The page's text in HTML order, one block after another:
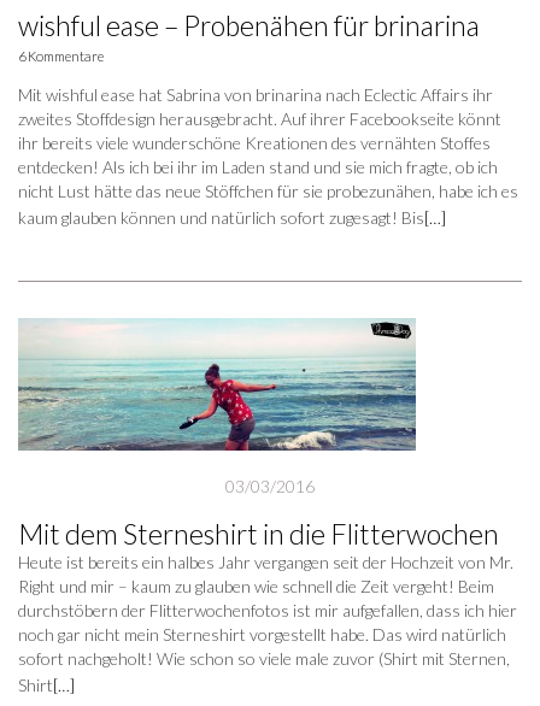
wishful ease – Probenähen für brinarina
6 Kommentare
Mit wishful ease hat Sabrina von brinarina nach Eclectic Affairs ihr
zweites Stoffdesign herausgebracht. Auf ihrer Facebookseite könnt
ihr bereits viele wunderschöne Kreationen des vernähten Stoffes
entdecken! Als ich bei ihr im Laden stand und sie mich fragte, ob ich
nicht Lust hätte das neue Stöffchen für sie probezunähen, habe ich es
kaum glauben können und natürlich sofort zugesagt! Bis[…]
03/03/2016
Mit dem Sterneshirt in die Flitterwochen
Heute ist bereits ein halbes Jahr vergangen seit der Hochzeit von Mr.
Right und mir – kaum zu glauben wie schnell die Zeit vergeht! Beim
durchstöbern der Flitterwochenfotos ist mir aufgefallen, dass ich hier
noch gar nicht mein Sterneshirt vorgestellt habe. Das wird natürlich
sofort nachgeholt! Wie schon so viele male zuvor (Shirt mit Sternen,
Shirt[…]